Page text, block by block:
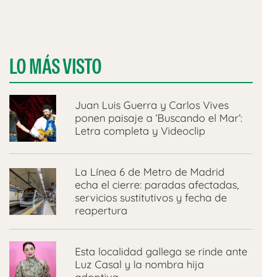
LO MÁS VISTO
Juan Luis Guerra y Carlos Vives
ponen paisaje a ‘Buscando el Mar’:
Letra completa y Videoclip
La Línea 6 de Metro de Madrid
echa el cierre: paradas afectadas,
servicios sustitutivos y fecha de
reapertura
Esta localidad gallega se rinde ante
Luz Casal y la nombra hija